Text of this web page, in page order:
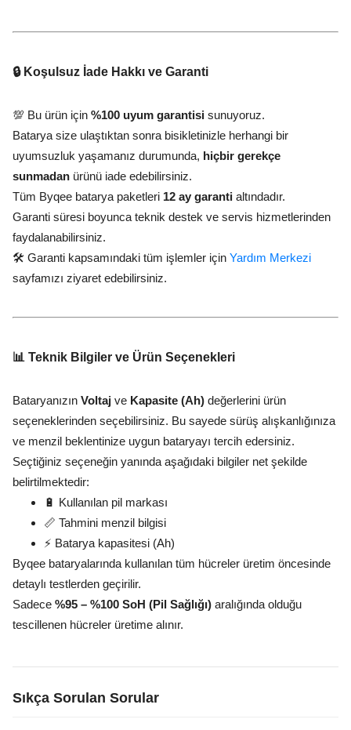
🔒 Koşulsuz İade Hakkı ve Garanti
💯 Bu ürün için %100 uyum garantisi sunuyoruz.
Batarya size ulaştıktan sonra bisikletinizle herhangi bir
uyumsuzluk yaşamanız durumunda, hiçbir gerekçe
sunmadan ürünü iade edebilirsiniz.
Tüm Byqee batarya paketleri 12 ay garanti altındadır.
Garanti süresi boyunca teknik destek ve servis hizmetlerinden
faydalanabilirsiniz.
🛠️ Garanti kapsamındaki tüm işlemler için Yardım Merkezi
sayfamızı ziyaret edebilirsiniz.
📊 Teknik Bilgiler ve Ürün Seçenekleri
Bataryanızın Voltaj ve Kapasite (Ah) değerlerini ürün
seçeneklerinden seçebilirsiniz. Bu sayede sürüş alışkanlığınıza
ve menzil beklentinize uygun bataryayı tercih edersiniz.
Seçtiğiniz seçeneğin yanında aşağıdaki bilgiler net şekilde
belirtilmektedir:
🔋 Kullanılan pil markası
📏 Tahmini menzil bilgisi
⚡ Batarya kapasitesi (Ah)
Byqee bataryalarında kullanılan tüm hücreler üretim öncesinde
detaylı testlerden geçirilir.
Sadece %95 – %100 SoH (Pil Sağlığı) aralığında olduğu
tescillenen hücreler üretime alınır.
Sıkça Sorulan Sorular